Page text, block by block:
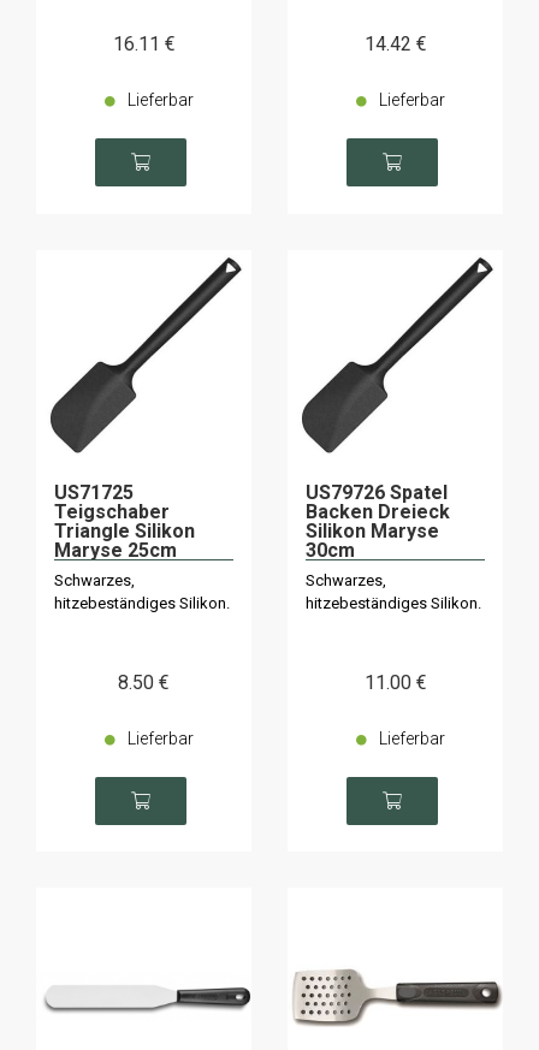
16.11 €
Lieferbar
14.42 €
Lieferbar
US71725
Teigschaber
Triangle Silikon
Maryse 25cm
Schwarzes,
hitzebeständiges Silikon.
8.50 €
Lieferbar
US79726 Spatel
Backen Dreieck
Silikon Maryse
30cm
Schwarzes,
hitzebeständiges Silikon.
11.00 €
Lieferbar